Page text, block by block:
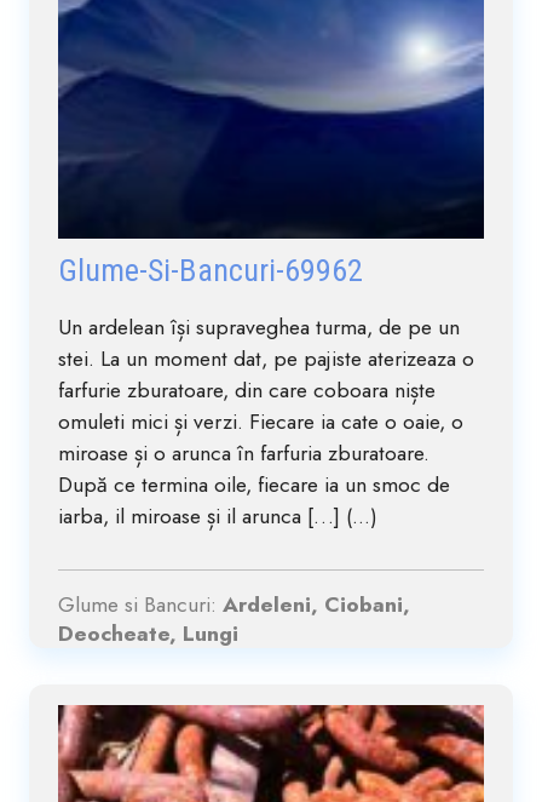
Glume-Si-Bancuri-69962
Un ardelean își supraveghea turma, de pe un
stei. La un moment dat, pe pajiste aterizeaza o
farfurie zburatoare, din care coboara niște
omuleti mici și verzi. Fiecare ia cate o oaie, o
miroase și o arunca în farfuria zburatoare.
După ce termina oile, fiecare ia un smoc de
iarba, il miroase și il arunca […] (...)
Glume si Bancuri: Ardeleni, Ciobani,
Deocheate, Lungi